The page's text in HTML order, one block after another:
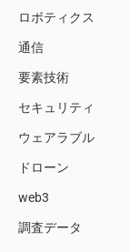
ロボティクス
通信
要素技術
セキュリティ
ウェアラブル
ドローン
web3
調査データ